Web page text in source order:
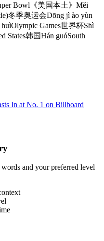
Bowl 《美国本土》 Měi
冬季奥运会Dōng jì ào yùn
huìOlympic Games世界杯Shì
States韩国Hán guóSouth
In at No. 1 on Billboard
and your preferred level